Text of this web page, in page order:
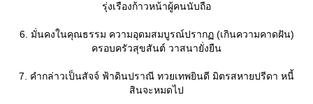
รุ่งเรืองก้าวหน้าผู้คนนับถือ
6. มั่นคงในคุณธรรม ความอุดมสมบูรณ์ปรากฏ (เกินความคาดฝัน)
ครอบครัวสุขสันต์ วาสนายั่งยืน
7. คำกล่าวเป็นสัจจ์ ฟ้าดินปราณี ทวยเทพยินดี มิตรสหายปรีดา หนี้
สินจะหมดไป